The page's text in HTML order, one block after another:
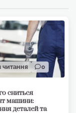
читання 0
сниться
машини:
деталей та